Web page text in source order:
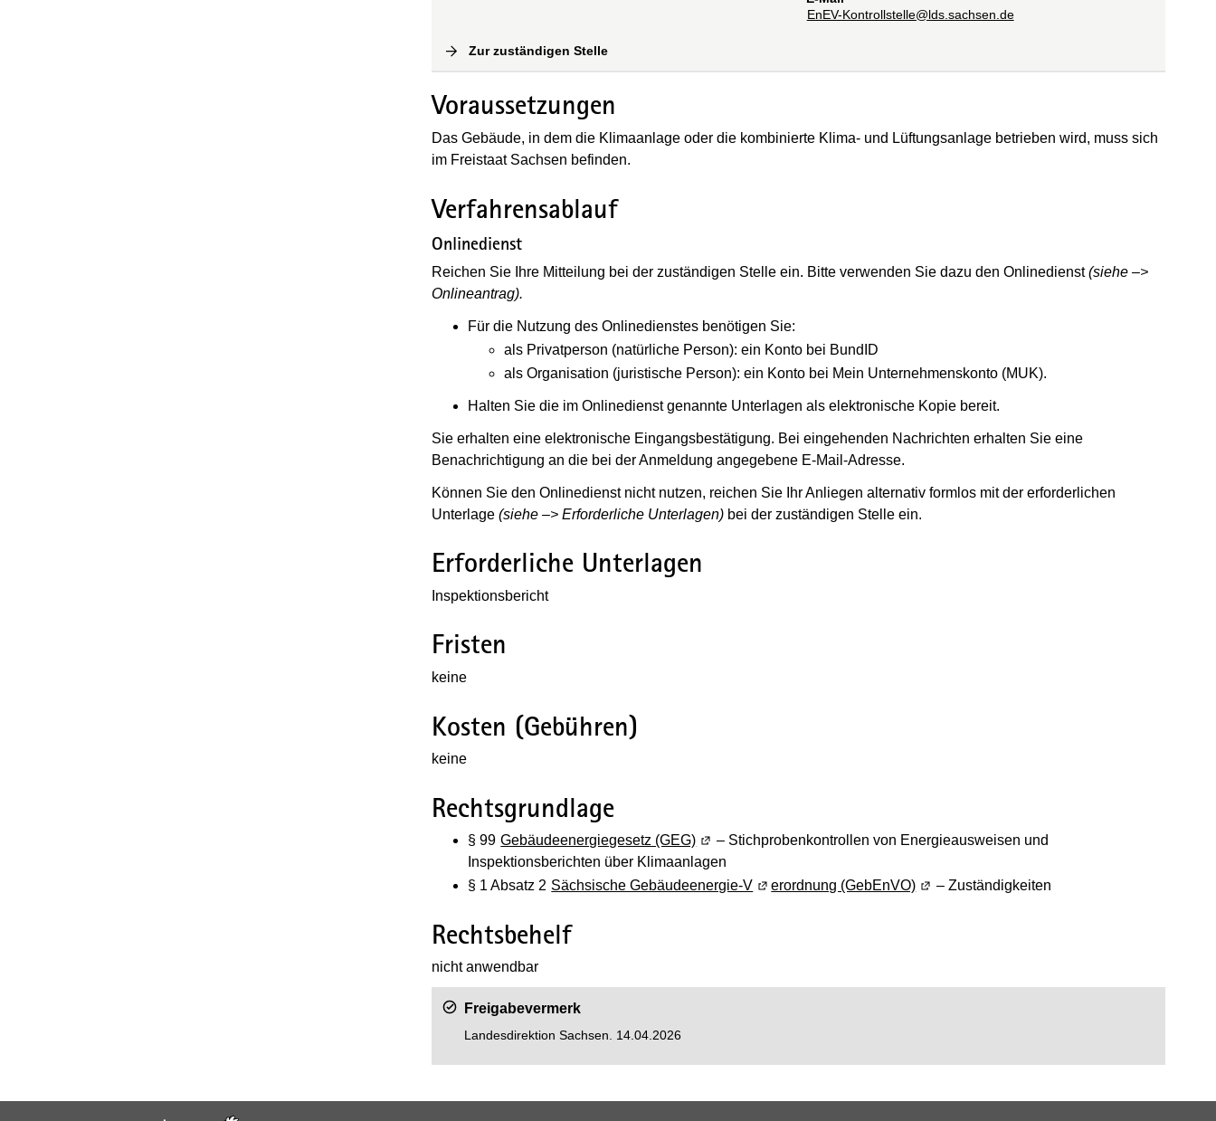
EnEV-Kontrollstelle@lds.sachsen.de
Zur zuständigen Stelle
Voraussetzungen
Das Gebäude, in dem die Klimaanlage oder die kombinierte Klima- und Lüftungsanlage betrieben wird, muss sich
im Freistaat Sachsen befinden.
Verfahrensablauf
Onlinedienst
Reichen Sie Ihre Mitteilung bei der zuständigen Stelle ein. Bitte verwenden Sie dazu den Onlinedienst(siehe –>
Onlineantrag).
Für die Nutzung des Onlinedienstes benötigen Sie:
als Privatperson (natürliche Person): ein Konto bei BundID
als Organisation (juristische Person): ein Konto bei Mein Unternehmenskonto (MUK).
Halten Sie die im Onlinedienst genannte Unterlagen als elektronische Kopie bereit.
Sie erhalten eine elektronische Eingangsbestätigung. Bei eingehenden Nachrichten erhalten Sie eine
Benachrichtigung an die bei der Anmeldung angegebene E-Mail-Adresse.
Können Sie den Onlinedienst nicht nutzen, reichen Sie Ihr Anliegen alternativ formlos mit der erforderlichen
Unterlage (siehe –> Erforderliche Unterlagen) bei der zuständigen Stelle ein.
Erforderliche Unterlagen
Inspektionsbericht
Fristen
keine
Kosten (Gebühren)
keine
Rechtsgrundlage
§ 99 Gebäudeenergiegesetz (GEG) (Wird in einem neuen Fenster geöffnet)
– Stichprobenkontrollen von Energieausweisen und
Inspektionsberichten über Klimaanlagen
§ 1 Absatz 2 Sächsische Gebäudeenergie-V (Wird in einem neuen Fenster geöffnet)
erordnung (GebEnVO) (Wird in einem neuen Fenster geöffnet)
– Zuständigkeiten
Rechtsbehelf
nicht anwendbar
Freigabevermerk
Landesdirektion Sachsen. 14.04.2026